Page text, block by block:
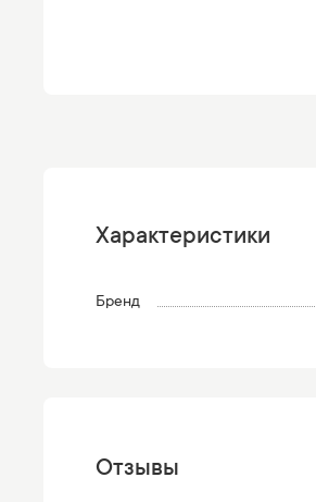
Характеристики
Бренд
Отзывы